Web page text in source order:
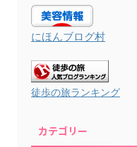
にほんブログ村
徒歩の旅ランキング
カテゴリー